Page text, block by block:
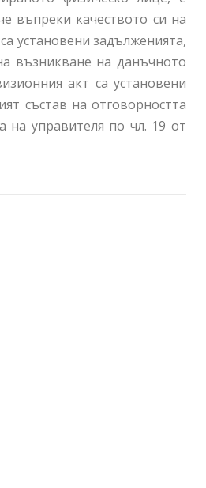
въпреки качеството си на
установени задълженията,
възникване на данъчното
акт са установени
състав на отговорността
на управителя по чл. 19 от